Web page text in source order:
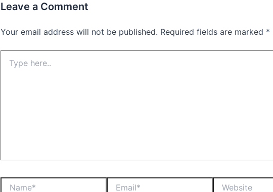
Leave a Comment
Your email address will not be published. Required fields are marked *